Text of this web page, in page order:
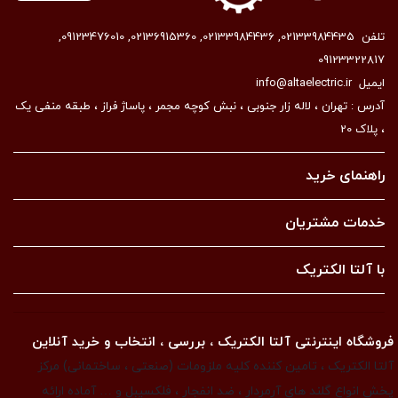
تلفن 02133984435
,
02133984436
,
02136915360
,
09123476010
,
09123322817
ایمیلinfo@altaelectric.ir
آدرس : تهران ، لاله زار جنوبی ، نبش کوچه مجمر ، پاساژ فراز ، طبقه منفی یک
، پلاک 20
راهنمای خرید
خدمات مشتریان
با آلتا الکتریک
فروشگاه اینترنتی آلتا الکتریک ، بررسی ، انتخاب و خرید آنلاین
آلتا الکتریک ، تامین کننده کلیه ملزومات (صنعتی ، ساختمانی) مرکز
پخش انواع گلند های آرمردار ، ضد انفجار ، فلکسیبل و … آماده ارائه